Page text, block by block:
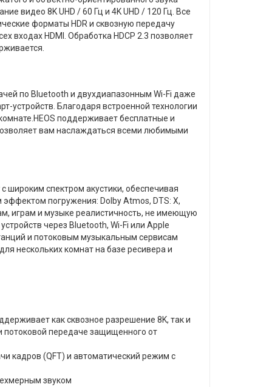
видео 8K UHD / 60 Гц и 4K UHD / 120 Гц. Все
форматы HDR и сквозную передачу
входах HDMI. Обработка HDCP 2.3 позволяет
по Bluetooth и двухдиапазонным Wi-Fi даже
устройств. Благодаря встроенной технологии
поддерживает бесплатные и
вам наслаждаться всеми любимыми
широким спектром акустики, обеспечивая
погружения: Dolby Atmos, DTS: X,
играм и музыке реалистичность, не имеющую
через Bluetooth, Wi-Fi или Apple
и потоковым музыкальным сервисам
нескольких комнат на базе ресивера и
как сквозное разрешение 8K, так и
потоковой передаче защищенного от
кадров (QFT) и автоматический режим с
звуком